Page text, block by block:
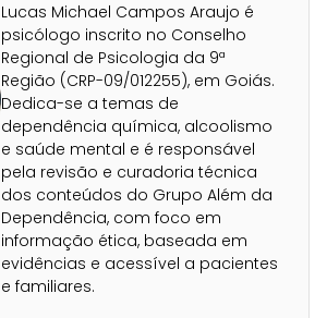
Lucas Michael Campos Araujo é
psicólogo inscrito no Conselho
Regional de Psicologia da 9ª
Região (CRP-09/012255), em Goiás.
Dedica-se a temas de
dependência química, alcoolismo
e saúde mental e é responsável
pela revisão e curadoria técnica
dos conteúdos do Grupo Além da
Dependência, com foco em
informação ética, baseada em
evidências e acessível a pacientes
e familiares.